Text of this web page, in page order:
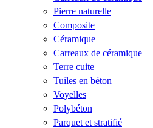
Pierre naturelle
Composite
Céramique
Carreaux de céramique
Terre cuite
Tuiles en béton
Voyelles
Polybéton
Parquet et stratifié